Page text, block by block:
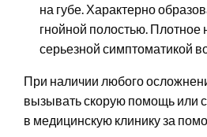
на губе. Характерно
гнойной полостью. Плотное
серьезной симптоматикой
При наличии любого
вызывать скорую помощь или
в медицинскую клинику за